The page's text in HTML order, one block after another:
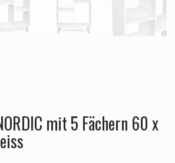
mit 5 Fächern 60 x